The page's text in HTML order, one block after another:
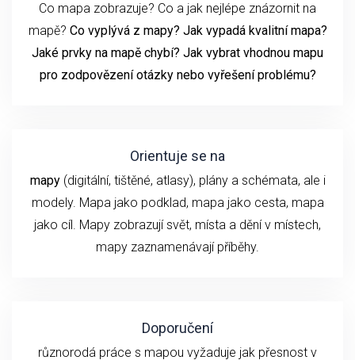
Co mapa zobrazuje? Co a jak nejlépe znázornit na
mapě? Co vyplývá z mapy? Jak vypadá kvalitní mapa?
Jaké prvky na mapě chybí? Jak vybrat vhodnou mapu
pro zodpovězení otázky nebo vyřešení problému?
Orientuje se na
mapy(digitální, tištěné, atlasy), plány a schémata, ale i
modely. Mapa jako podklad, mapa jako cesta, mapa
jako cíl. Mapy zobrazují svět, místa a dění v místech,
mapy zaznamenávají příběhy.
Doporučení
různorodá práce s mapou vyžaduje jak přesnost v